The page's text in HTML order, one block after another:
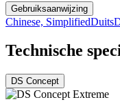
Gebruiksaanwijzing
Chinese, SimplifiedDuits
Technische
DS Concept